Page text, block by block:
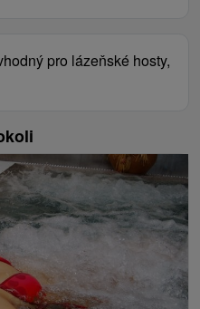
pro lázeňské hosty,